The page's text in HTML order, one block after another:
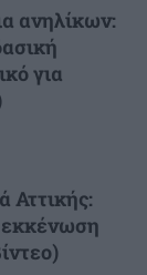
ανηλίκων:
για
Αττικής:
εκκένωση